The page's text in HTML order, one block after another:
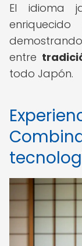
El idioma
entre
todo Japón.